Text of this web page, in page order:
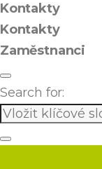
Kontakty
Kontakty
Zaměstnanci
Search for: